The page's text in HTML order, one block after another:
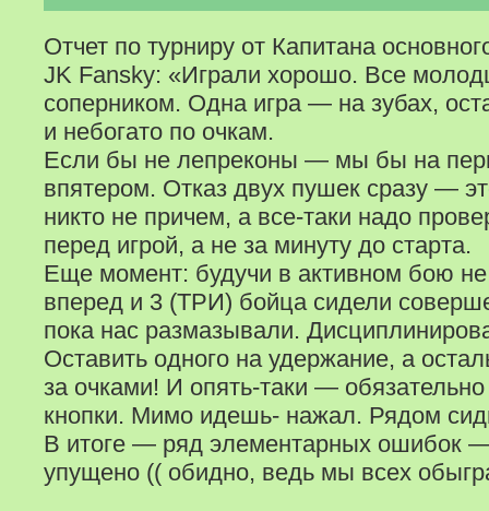
Отчет по турниру от Капитана
JK Fansky: «Играли хорошо. Все
соперником. Одна игра — на зубах,
и небогато по очкам.
Если бы не лепреконы — мы бы на
впятером. Отказ двух пушек сразу —
никто не причем, а все-таки надо
перед игрой, а не за минуту до старта.
Еще момент: будучи в активном бою
вперед и 3 (ТРИ) бойца сидели
пока нас размазывали.
Оставить одного на удержание, а
за очками! И опять-таки —
кнопки. Мимо идешь- нажал. Рядом
В итоге — ряд элементарных ошибок
упущено (( обидно, ведь мы всех